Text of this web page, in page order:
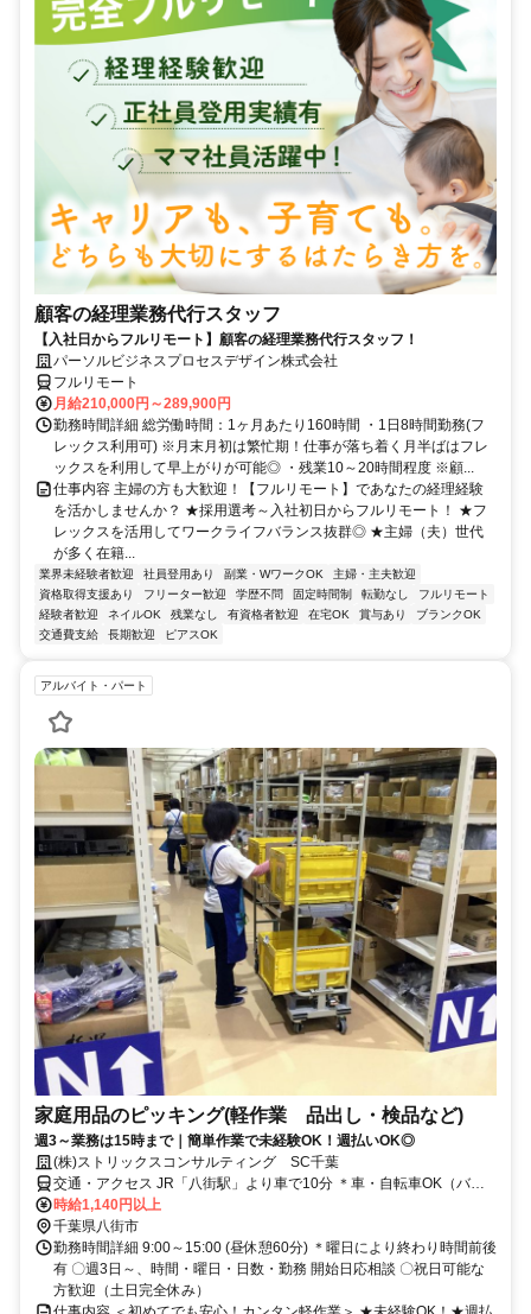
顧客の経理業務代行スタッフ
【入社日からフルリモート】顧客の経理業務代行スタッフ！
パーソルビジネスプロセスデザイン株式会社
フルリモート
月給210,000円～289,900円
勤務時間詳細 総労働時間：1ヶ月あたり160時間 ・1日8時間勤務(フ
レックス利用可) ※月末月初は繁忙期！仕事が落ち着く月半ばはフレ
ックスを利用して早上がりが可能◎ ・残業10～20時間程度 ※顧...
仕事内容 主婦の方も大歓迎！【フルリモート】であなたの経理経験
を活かしませんか？ ★採用選考～入社初日からフルリモート！ ★フ
レックスを活用してワークライフバランス抜群◎ ★主婦（夫）世代
が多く在籍...
業界未経験者歓迎 社員登用あり 副業・WワークOK
主婦・主夫歓迎
資格取得支援あり
フリーター歓迎 学歴不問 固定時間制 転勤なし
フルリモート
経験者歓迎
ネイルOK 残業なし 有資格者歓迎 在宅OK 賞与あり
ブランクOK
交通費支給
長期歓迎 ピアスOK
アルバイト・パート
家庭用品のピッキング(軽作業 品出し・検品など)
週3～業務は15時まで｜簡単作業で未経験OK！週払いOK◎
(株)ストリックスコンサルティング SC千葉
交通・アクセス JR「八街駅」より車で10分 ＊車・自転車OK（バイ
ク不可）
時給1,140円以上
千葉県八街市
勤務時間詳細 9:00～15:00 (昼休憩60分) ＊曜日により終わり時間前後
有 〇週3日～、時間・曜日・日数・勤務 開始日応相談 〇祝日可能な
方歓迎（土日完全休み）